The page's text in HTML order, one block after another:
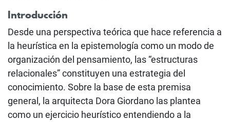
Introducción
Desde una perspectiva teórica que hace referencia a
la heurística en la epistemología como un modo de
organización del pensamiento, las “estructuras
relacionales” constituyen una estrategia del
conocimiento. Sobre la base de esta premisa
general, la arquitecta Dora Giordano las plantea
como un ejercicio heurístico entendiendo a la